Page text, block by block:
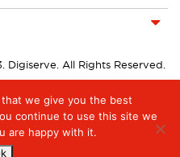
we give you the best
continue to use this site we
are happy with it.
Digiserve. All Rights Reserved.